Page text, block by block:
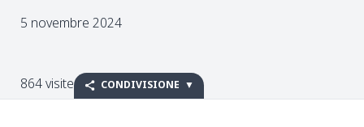
5 novembre 2024
864 visite CONDIVISIONE